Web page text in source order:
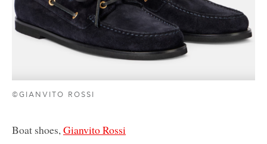
©GIANVITO ROSSI
Boat shoes,Gianvito Rossi